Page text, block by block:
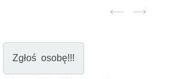
Zgłoś osobę!!!